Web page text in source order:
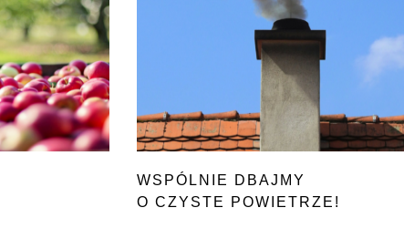
WSPÓLNIE DBAJMY
O CZYSTE POWIETRZE!